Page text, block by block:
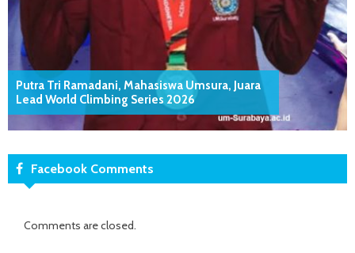
Putra Tri Ramadani, Mahasiswa Umsura, Juara
Lead World Climbing Series 2026
Facebook Comments
Comments are closed.